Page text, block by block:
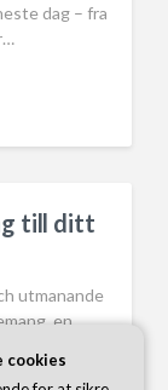
dag – fra
till ditt
utmanande
en
cookies